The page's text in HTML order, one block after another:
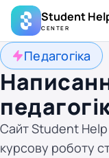
Student
CENTER
Педагогіка
Сайт Student
курсову роботу